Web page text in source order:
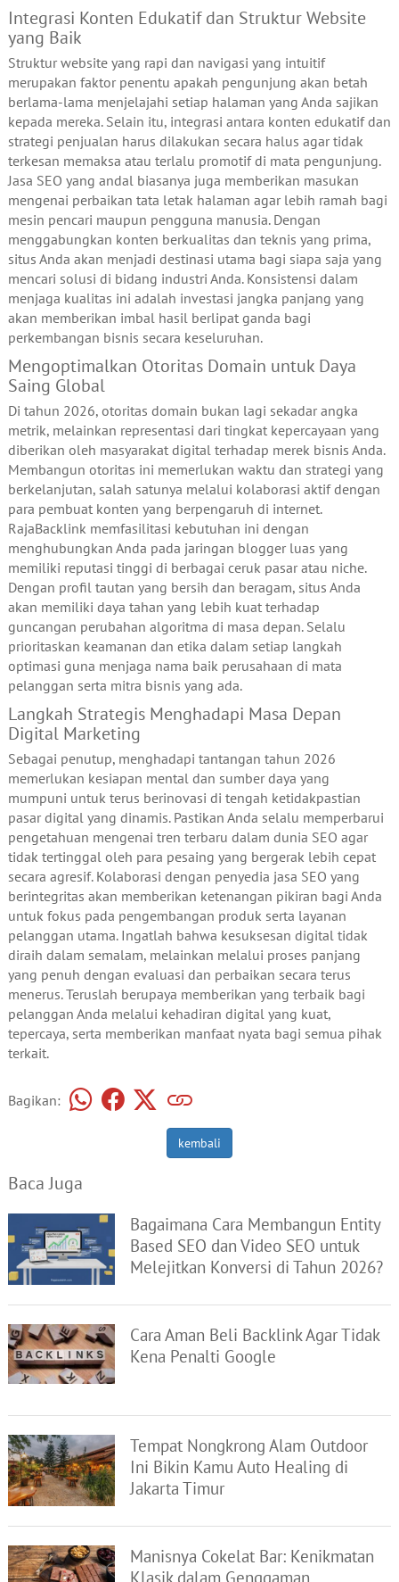
Integrasi Konten Edukatif dan Struktur Website
yang Baik
Struktur website yang rapi dan navigasi yang intuitif
merupakan faktor penentu apakah pengunjung akan betah
berlama-lama menjelajahi setiap halaman yang Anda sajikan
kepada mereka. Selain itu, integrasi antara konten edukatif dan
strategi penjualan harus dilakukan secara halus agar tidak
terkesan memaksa atau terlalu promotif di mata pengunjung.
Jasa SEO yang andal biasanya juga memberikan masukan
mengenai perbaikan tata letak halaman agar lebih ramah bagi
mesin pencari maupun pengguna manusia. Dengan
menggabungkan konten berkualitas dan teknis yang prima,
situs Anda akan menjadi destinasi utama bagi siapa saja yang
mencari solusi di bidang industri Anda. Konsistensi dalam
menjaga kualitas ini adalah investasi jangka panjang yang
akan memberikan imbal hasil berlipat ganda bagi
perkembangan bisnis secara keseluruhan.
Mengoptimalkan Otoritas Domain untuk Daya
Saing Global
Di tahun 2026, otoritas domain bukan lagi sekadar angka
metrik, melainkan representasi dari tingkat kepercayaan yang
diberikan oleh masyarakat digital terhadap merek bisnis Anda.
Membangun otoritas ini memerlukan waktu dan strategi yang
berkelanjutan, salah satunya melalui kolaborasi aktif dengan
para pembuat konten yang berpengaruh di internet.
RajaBacklink memfasilitasi kebutuhan ini dengan
menghubungkan Anda pada jaringan blogger luas yang
memiliki reputasi tinggi di berbagai ceruk pasar atau niche.
Dengan profil tautan yang bersih dan beragam, situs Anda
akan memiliki daya tahan yang lebih kuat terhadap
guncangan perubahan algoritma di masa depan. Selalu
prioritaskan keamanan dan etika dalam setiap langkah
optimasi guna menjaga nama baik perusahaan di mata
pelanggan serta mitra bisnis yang ada.
Langkah Strategis Menghadapi Masa Depan
Digital Marketing
Sebagai penutup, menghadapi tantangan tahun 2026
memerlukan kesiapan mental dan sumber daya yang
mumpuni untuk terus berinovasi di tengah ketidakpastian
pasar digital yang dinamis. Pastikan Anda selalu memperbarui
pengetahuan mengenai tren terbaru dalam dunia SEO agar
tidak tertinggal oleh para pesaing yang bergerak lebih cepat
secara agresif. Kolaborasi dengan penyedia jasa SEO yang
berintegritas akan memberikan ketenangan pikiran bagi Anda
untuk fokus pada pengembangan produk serta layanan
pelanggan utama. Ingatlah bahwa kesuksesan digital tidak
diraih dalam semalam, melainkan melalui proses panjang
yang penuh dengan evaluasi dan perbaikan secara terus
menerus. Teruslah berupaya memberikan yang terbaik bagi
pelanggan Anda melalui kehadiran digital yang kuat,
tepercaya, serta memberikan manfaat nyata bagi semua pihak
terkait.
Bagikan:
kembali
Baca Juga
Bagaimana Cara Membangun Entity
Based SEO dan Video SEO untuk
Melejitkan Konversi di Tahun 2026?
Cara Aman Beli Backlink Agar Tidak
Kena Penalti Google
Tempat Nongkrong Alam Outdoor
Ini Bikin Kamu Auto Healing di
Jakarta Timur
Manisnya Cokelat Bar: Kenikmatan
Klasik dalam Genggaman